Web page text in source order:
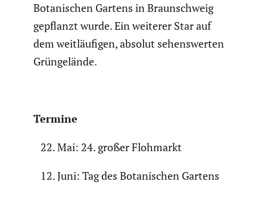
Botani­schen Gartens in Braun­schweig
gepflanzt wurde. Ein weiterer Star auf
dem weitläu­figen, absolut sehens­werten
Grünge­lände.
Termine
Mai: 24. großer Flohmarkt
Juni: Tag des Botani­schen Gartens